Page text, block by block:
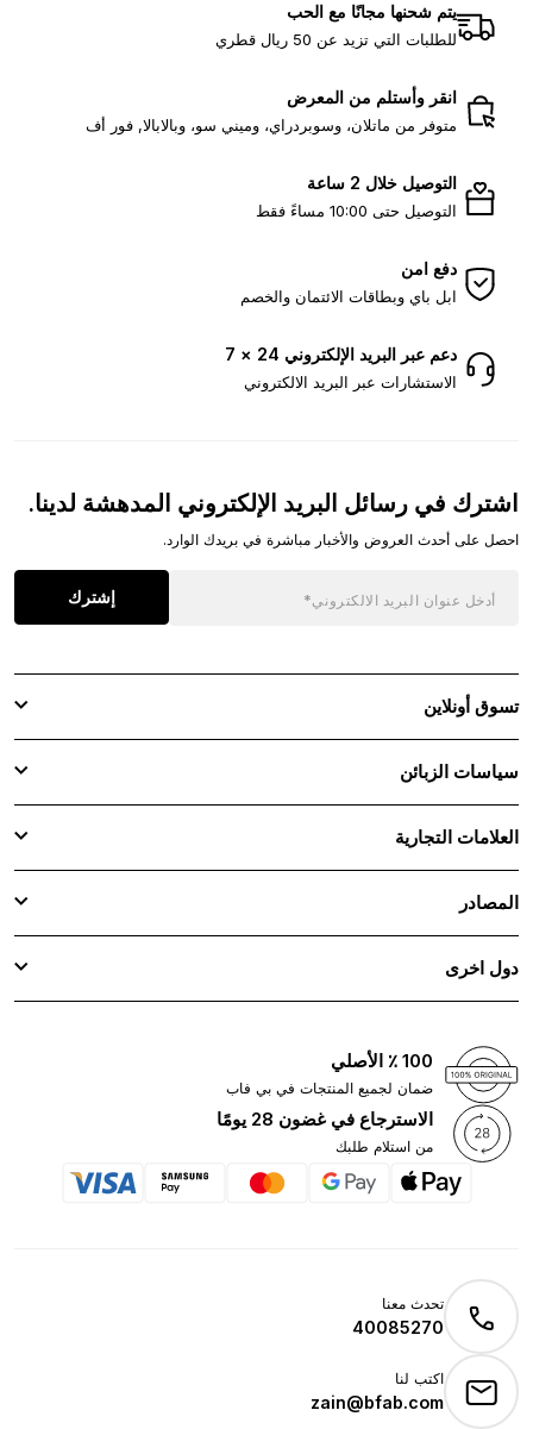
يتم شحنها مجانًا مع الحب
للطلبات التي تزيد عن 50 ريال قطري
انقر وأستلم من المعرض
متوفر من ماتلان، وسوبردراي، وميني سو، وبالابالا, فور أف
التوصيل خلال 2 ساعة
التوصيل حتى 10:00 مساءً فقط
دفع امن
ابل باي وبطاقات الائتمان والخصم
دعم عبر البريد الإلكتروني 24 × 7
الاستشارات عبر البريد الالكتروني
اشترك في رسائل البريد الإلكتروني المدهشة لدينا.
احصل على أحدث العروض والأخبار مباشرة في بريدك الوارد.
إشترك
تسوق أونلاين
سياسات الزبائن
العلامات التجارية
المصادر
دول اخرى
100 ٪ الأصلي
ضمان لجميع المنتجات في بي فاب
الاسترجاع في غضون 28 يومًا
من استلام طلبك
تحدث معنا
40085270
اكتب لنا
zain@bfab.com